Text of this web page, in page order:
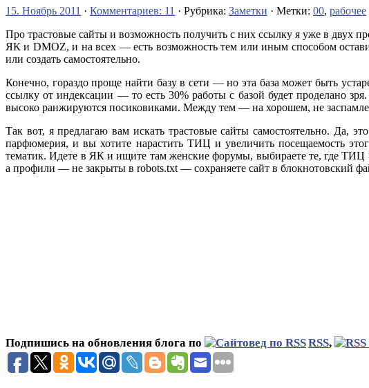
15. Ноябрь 2011 · Комментариев: 11 · Рубрика: Заметки · Метки: 00, рабочее
Про трастовые сайты и возможность получить с них ссылку я уже в двух
ЯК и DMOZ, и на всех — есть возможность тем или иным способом
или создать самостоятельно.
Конечно, гораздо проще найти базу в сети — но эта база может быть
ссылку от индексации — то есть 30% работы с базой будет проделано
высоко ранжируются посиковиками. Между тем — на хорошем, не
Так вот, я предлагаю вам искать трастовые сайты самостоятельно. Да,
парфюмерия, и вы хотите нарастить ТИЦ и увеличить посещаемость
тематик. Идете в ЯК и ищите там женские форумы, выбираете те, где ТИЦ
а профили — не закрыты в robots.txt — сохраняете сайт в блокнотовский
Подпишись на обновления блога по RSS,